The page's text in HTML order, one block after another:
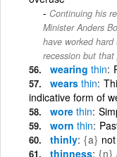
Continuing his
Minister Anders
have worked
recession but
wearing thin
wears thin
indicative form of
wore thin
worn thin
thinly {a}
thinness {n}